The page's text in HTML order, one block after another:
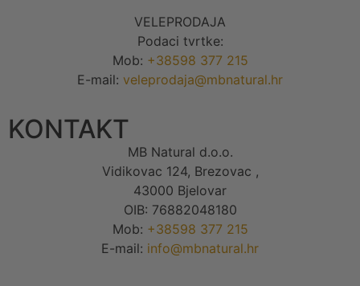
VELEPRODAJA
Podaci tvrtke:
Mob: +38598 377 215
E-mail: veleprodaja@mbnatural.hr
KONTAKT
MB Natural d.o.o.
Vidikovac 124, Brezovac ,
43000 Bjelovar
OIB: 76882048180
Mob: +38598 377 215
E-mail: info@mbnatural.hr